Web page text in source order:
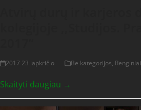
2017 23 lapkričio Be kategorijos, Renginiai
Skaityti daugiau →